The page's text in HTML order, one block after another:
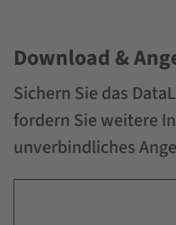
Download &
Sichern Sie das
fordern Sie weitere
unverbindliches